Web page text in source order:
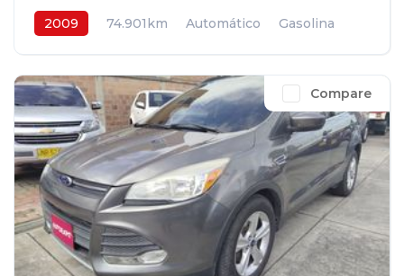
2009 74.901km Automático
Gasolina
Compare